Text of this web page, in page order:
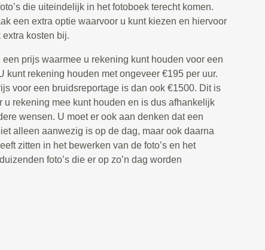
die uiteindelijk in het fotoboek terecht komen.
een extra optie waarvoor u kunt kiezen en hiervoor
extra kosten bij.
prijs waarmee u rekening kunt houden voor een
kunt rekening houden met ongeveer €195 per uur.
voor een bruidsreportage is dan ook €1500. Dit is
u rekening mee kunt houden en is dus afhankelijk
wensen. U moet er ook aan denken dat een
alleen aanwezig is op de dag, maar ook daarna
zitten in het bewerken van de foto’s en het
foto’s die er op zo’n dag worden